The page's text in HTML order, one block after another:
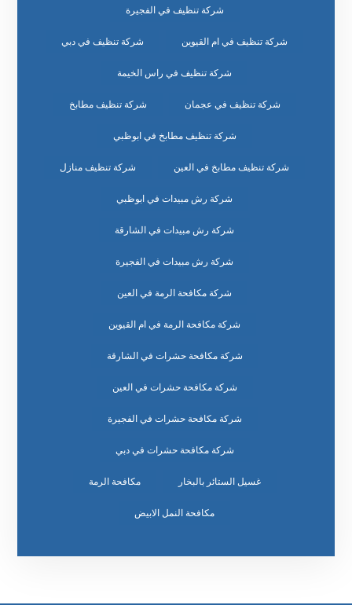
شركة تنظيف في الفجيرة
شركة تنظيف في ام القيوين شركة تنظيف في دبي
شركة تنظيف في راس الخيمة
شركة تنظيف في عجمان شركة تنظيف مطابخ
شركة تنظيف مطابخ في ابوظبي
شركة تنظيف مطابخ في العين شركة تنظيف منازل
شركة رش مبيدات في ابوظبي
شركة رش مبيدات في الشارقة
شركة رش مبيدات في الفجيرة
شركة مكافحة الرمة في العين
شركة مكافحة الرمة في ام القيوين
شركة مكافحة حشرات في الشارقة
شركة مكافحة حشرات في العين
شركة مكافحة حشرات في الفجيرة
شركة مكافحة حشرات في دبي
غسيل الستائر بالبخار مكافحة الرمة
مكافحة النمل الابيض